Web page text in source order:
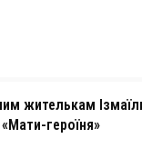
жителькам
героїня»